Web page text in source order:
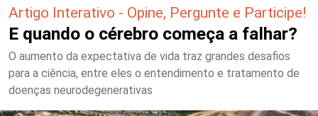
Artigo Interativo - Opine, Pergunte e Participe!
E quando o cérebro começa a falhar?
O aumento da expectativa de vida traz grandes desafios
para a ciência, entre eles o entendimento e tratamento de
doenças neurodegenerativas